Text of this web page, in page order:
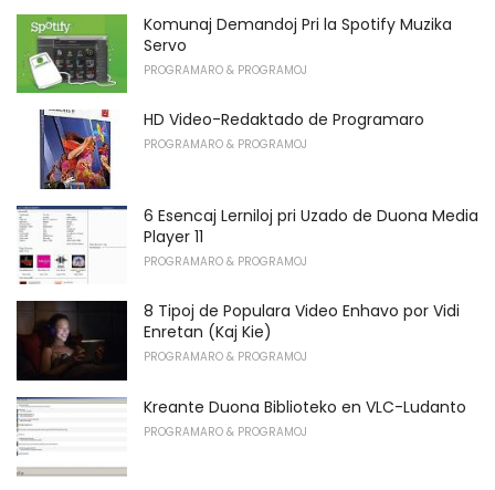
Komunaj Demandoj Pri la Spotify Muzika
Servo
PROGRAMARO & PROGRAMOJ
HD Video-Redaktado de Programaro
PROGRAMARO & PROGRAMOJ
6 Esencaj Lerniloj pri Uzado de Duona Media
Player 11
PROGRAMARO & PROGRAMOJ
8 Tipoj de Populara Video Enhavo por Vidi
Enretan (Kaj Kie)
PROGRAMARO & PROGRAMOJ
Kreante Duona Biblioteko en VLC-Ludanto
PROGRAMARO & PROGRAMOJ